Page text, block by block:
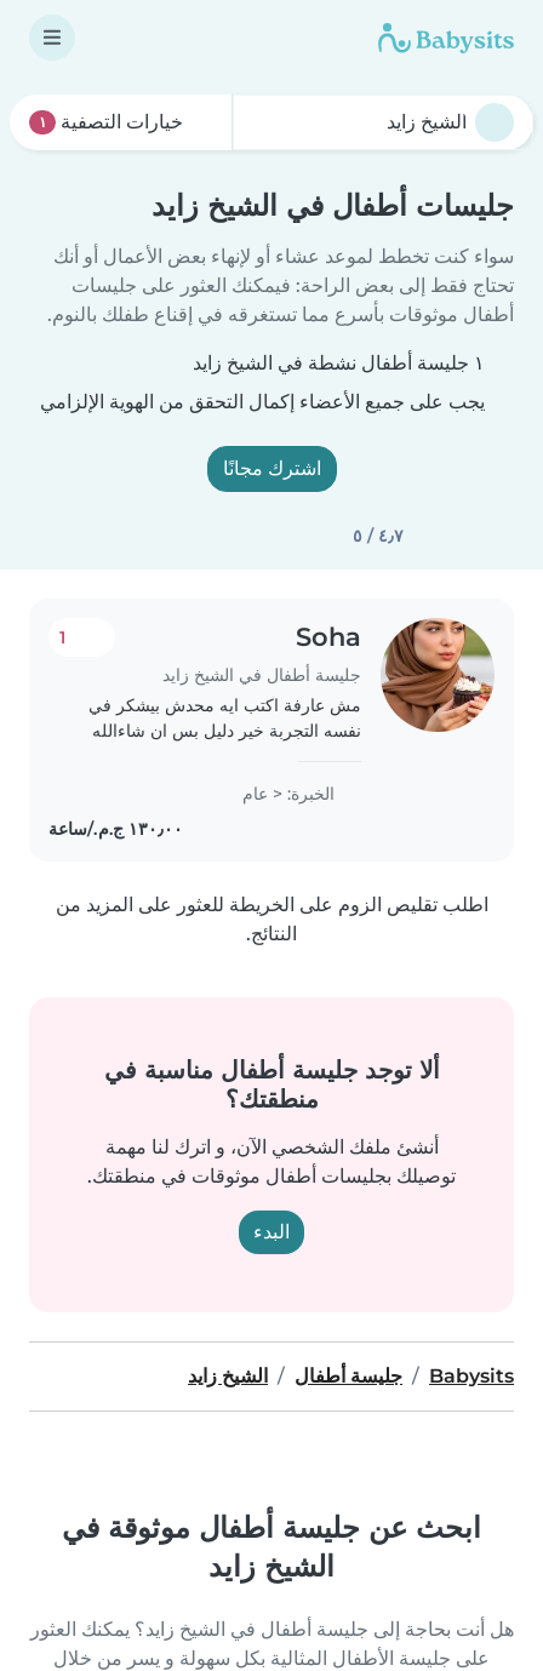
خيارات التصفية ١
جليسات أطفال في الشيخ زايد
سواء كنت تخطط لموعد عشاء أو لإنهاء بعض الأعمال أو أنك
تحتاج فقط إلى بعض الراحة: فيمكنك العثور على جليسات
أطفال موثوقات بأسرع مما تستغرقه في إقناع طفلك بالنوم.
١ جليسة أطفال نشطة في الشيخ زايد
يجب على جميع الأعضاء إكمال التحقق من الهوية الإلزامي
اشترك مجانًا
٤٫٧ / ٥
Soha
جليسة أطفال في الشيخ زايد
1
مش عارفة اكتب ايه محدش بيشكر في
نفسه التجربة خير دليل بس ان شاءالله
الخبرة: < عام
اطلب تقليص الزوم على الخريطة للعثور على المزيد من
النتائج.
ألا توجد جليسة أطفال مناسبة في
منطقتك؟
أنشئ ملفك الشخصي الآن، و اترك لنا مهمة
توصيلك بجليسات أطفال موثوقات في منطقتك.
البدء
Babysits جليسة أطفال الشيخ زايد
ابحث عن جليسة أطفال موثوقة في
الشيخ زايد
هل أنت بحاجة إلى جليسة أطفال في الشيخ زايد؟ يمكنك العثور
على جليسة الأطفال المثالية بكل سهولة و يسر من خلال